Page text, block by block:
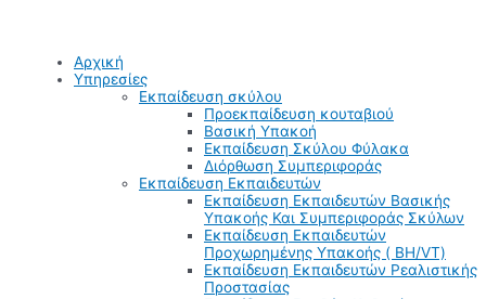
Αρχική
Υπηρεσίες
Εκπαίδευση σκύλου
Προεκπαίδευση κουταβιού
Βασική Υπακοή
Εκπαίδευση Σκύλου Φύλακα
Διόρθωση Συμπεριφοράς
Εκπαίδευση Εκπαιδευτών
Εκπαίδευση Εκπαιδευτών Βασικής
Υπακοής Και Συμπεριφοράς Σκύλων
Εκπαίδευση Εκπαιδευτών
Προχωρημένης Υπακοής ( BH/VT)
Εκπαίδευση Εκπαιδευτών Ρεαλιστικής
Προστασίας